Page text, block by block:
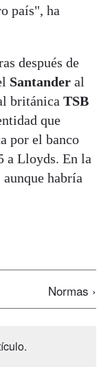
país", ha
después de
Santander al
británica TSB
que
por el banco
a Lloyds. En la
aunque habría
Normas ›